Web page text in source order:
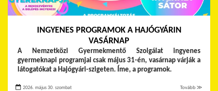
INGYENES PROGRAMOK A HAJÓGYÁRIN
VASÁRNAP
A Nemzetközi Gyermekmentő Szolgálat ingyenes
gyermeknapi programjai csak május 31-én, vasárnap várják a
látogatókat a Hajógyári-szigeten. Íme, a programok.
2026. május 30. szombat Tovább ≫